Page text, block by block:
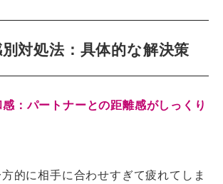
対処法：具体的な解決策
：パートナーとの距離感がしっくり
的に相手に合わせすぎて疲れてしま